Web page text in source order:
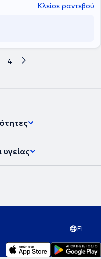
Νοσοκομείο Whittington
ιατρικής ομάδας της
η οποία είναι η μοναδική
και Καποδιστριακό
εμπειρία στην
ακράτεια ούρων και οι
ως ομιλητής σε πληθώρα
Ηνωμένο Βασίλειο, ενώ
ομάδας της τελευταίας
and Urogynaecology’’,
Κλείσε ραντεβού
4
EL